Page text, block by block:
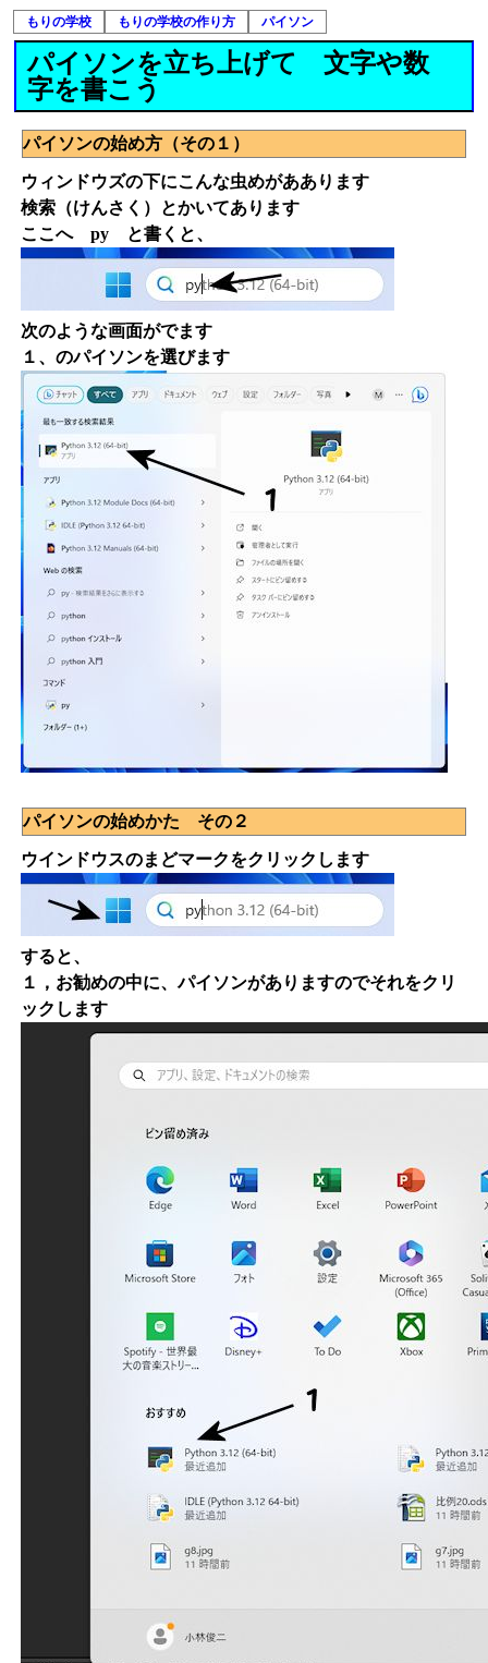
もりの学校 もりの学校の作り方 パイソン
パイソンを立ち上げて 文字や数
字を書こう
パイソンの始め方（その１）
ウィンドウズの下にこんな虫めがああります
検索（けんさく）とかいてあります
ここへ py と書くと、
次のような画面がでます
１、のパイソンを選びます
パイソンの始めかた その２
ウインドウスのまどマークをクリックします
すると、
１，お勧めの中に、パイソンがありますのでそれをクリ
ックします